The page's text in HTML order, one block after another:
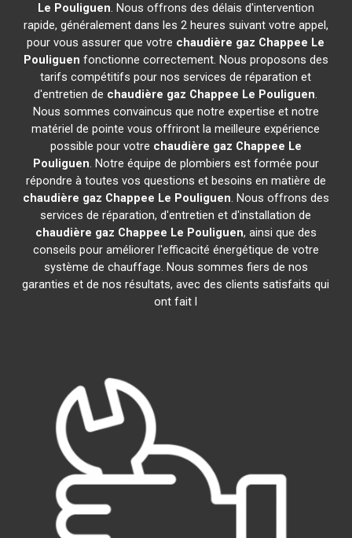
Le Pouliguen. Nous offrons des délais d'intervention
rapide, généralement dans les 2 heures suivant votre appel,
pour vous assurer que votre chaudière gaz Chappee Le
Pouliguen fonctionne correctement. Nous proposons des
tarifs compétitifs pour nos services de réparation et
d'entretien de chaudière gaz Chappee Le Pouliguen.
Nous sommes convaincus que notre expertise et notre
matériel de pointe vous offriront la meilleure expérience
possible pour votre chaudière gaz Chappee Le
Pouliguen. Notre équipe de plombiers est formée pour
répondre à toutes vos questions et besoins en matière de
chaudière gaz Chappee Le Pouliguen. Nous offrons des
services de réparation, d'entretien et d'installation de
chaudière gaz Chappee Le Pouliguen, ainsi que des
conseils pour améliorer l'efficacité énergétique de votre
système de chauffage. Nous sommes fiers de nos
garanties et de nos résultats, avec des clients satisfaits qui
ont fait l